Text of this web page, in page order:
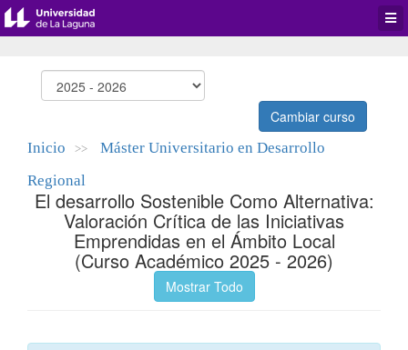
Cambiar curso
Inicio >>
Máster Universitario en Desarrollo
Regional
El desarrollo Sostenible Como Alternativa:
Valoración Crítica de las Iniciativas
Emprendidas en el Ámbito Local
(Curso Académico 2025 - 2026)
Mostrar Todo